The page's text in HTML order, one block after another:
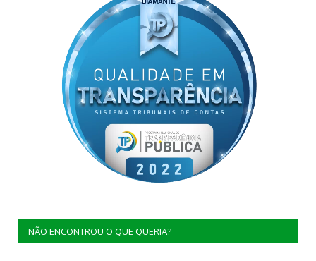
NÃO ENCONTROU O QUE QUERIA?